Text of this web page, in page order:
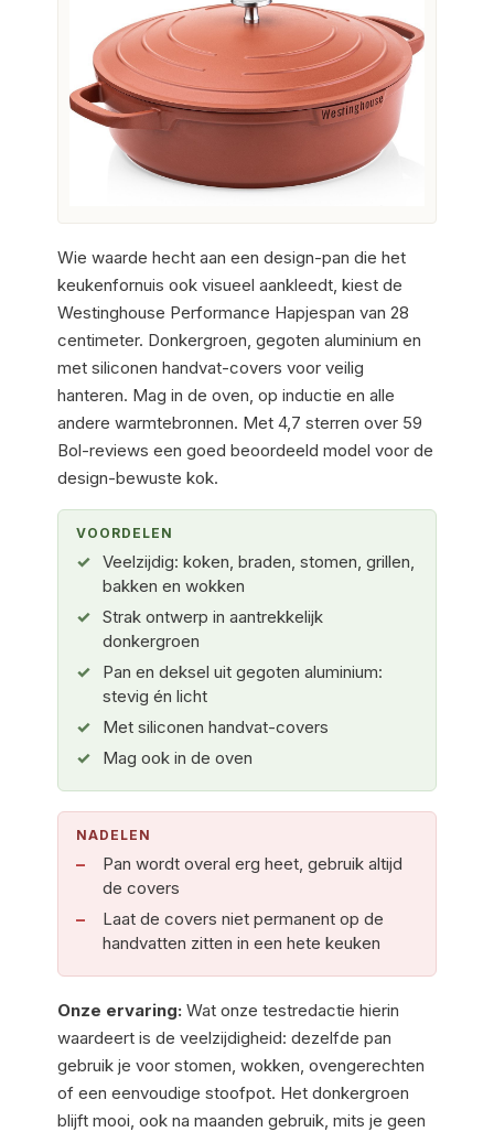
Wie waarde hecht aan een design-pan die het
keukenfornuis ook visueel aankleedt, kiest de
Westinghouse Performance Hapjespan van 28
centimeter. Donkergroen, gegoten aluminium en
met siliconen handvat-covers voor veilig
hanteren. Mag in de oven, op inductie en alle
andere warmtebronnen. Met 4,7 sterren over 59
Bol-reviews een goed beoordeeld model voor de
design-bewuste kok.
VOORDELEN
Veelzijdig: koken, braden, stomen, grillen,
bakken en wokken
Strak ontwerp in aantrekkelijk
donkergroen
Pan en deksel uit gegoten aluminium:
stevig én licht
Met siliconen handvat-covers
Mag ook in de oven
NADELEN
Pan wordt overal erg heet, gebruik altijd
de covers
Laat de covers niet permanent op de
handvatten zitten in een hete keuken
Onze ervaring: Wat onze testredactie hierin
waardeert is de veelzijdigheid: dezelfde pan
gebruik je voor stomen, wokken, ovengerechten
of een eenvoudige stoofpot. Het donkergroen
blijft mooi, ook na maanden gebruik, mits je geen